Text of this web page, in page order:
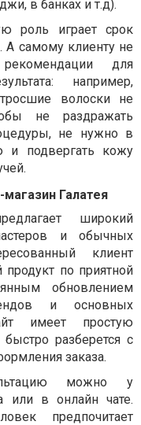
в банках и т.д).
роль играет срок
А самому клиенту не
для
например,
волоски не
не раздражать
не нужно в
подвергать кожу
Галатея
широкий
и обычных
клиент
по приятной
обновлением
и основных
имеет простую
разберется с
заказа.
можно у
или в онлайн чате.
предпочитает